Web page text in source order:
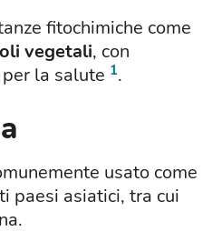
fitochimiche come
vegetali, con
la salute 1.
usato come
paesi asiatici, tra cui